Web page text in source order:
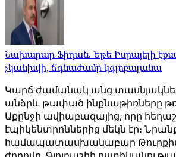
Նախարար Ֆիդան. Եթե Իսրայելի
չկանխվի, ճգնաժամը կգլոբալանա
Կարճ ժամանակ անց
անձրև թափած ինքնաթիռները
Աքընջի ավիաբազայից, որը
էպիկենտրոններից մեկն էր։
համապատասխանաբար